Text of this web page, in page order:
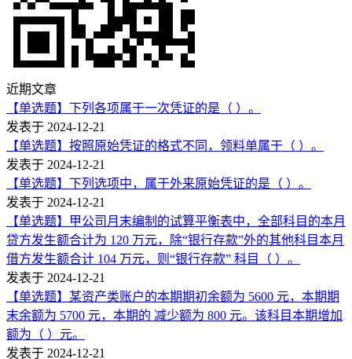
近期文章
【单选题】下列各项属于一次凭证的是（ ）。
发表于 2024-12-21
【单选题】按照原始凭证的格式不同，领料单属于（ ）。
发表于 2024-12-21
【单选题】下列选项中，属于外来原始凭证的是（ ）。
发表于 2024-12-21
【单选题】甲公司月末编制的试算平衡表中，全部科目的本月
贷方发生额合计为 120 万元，除“银行存款”外的其他科目本月
借方发生额合计 104 万元，则“银行存款” 科目（ ）。
发表于 2024-12-21
【单选题】某资产类账户的本期期初余额为 5600 元，本期期
末余额为 5700 元，本期的 减少额为 800 元。该科目本期增加
额为（ ）元。
发表于 2024-12-21